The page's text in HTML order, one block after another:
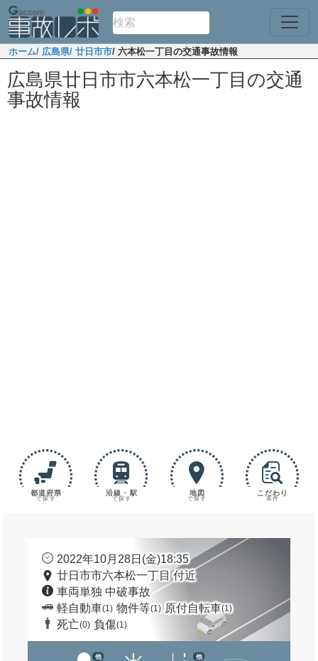
ホーム/ 広島県/ 廿日市市/ 六本松一丁目の交通事故情報
広島県廿日市市六本松一丁目の交通
事故情報
都道府県
で探す
沿線・駅
で探す
地図
で探す
こだわり
条件
2022年10月28日(金)18:35
廿日市市六本松一丁目 付近
車両単独 中破事故
軽自動車(1) 物件等(1) 原付自転車(1)
死亡(0) 負傷(1)
他 他